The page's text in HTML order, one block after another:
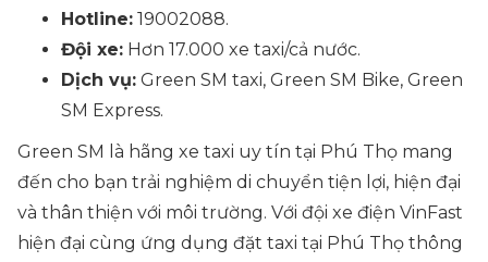
Hotline: 19002088.
Đội xe: Hơn 17.000 xe taxi/cả nước.
Dịch vụ: Green SM taxi, Green SM Bike, Green
SM Express.
Green SM là hãng xe taxi uy tín tại Phú Thọ mang
đến cho bạn trải nghiệm di chuyển tiện lợi, hiện đại
và thân thiện với môi trường. Với đội xe điện VinFast
hiện đại cùng ứng dụng đặt taxi tại Phú Thọ thông